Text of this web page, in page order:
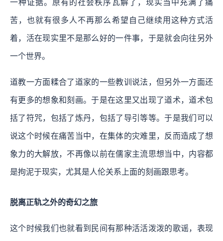
一种证据。原有的社会秩序瓦解了，现实当中充满了痛
苦，也就有很多人不再那么希望自己继续用这种方式活
着，活在现实里不是那么好的一件事，于是就会向往另外
一个世界。
道教一方面糅合了道家的一些教训说法，但另外一方面还
有更多的想象和刻画。于是在这里又出现了道术，道术包
括了符咒，包括了炼丹，包括了导引等等。于是我们可以
说这个时候在痛苦当中，在集体的灾难里，反而造成了想
象力的大解放，不再像以前在儒家主流思想当中，内容都
是拘泥于现实，尤其是人伦关系上面的刻画跟思考。
脱离正轨之外的奇幻之旅
这个时候我们也就看到民间有那种活活泼泼的歌谣，表现